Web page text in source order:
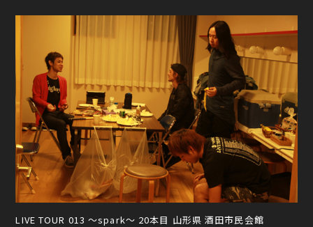
LIVE TOUR 013 ～spark～ 20本目 山形県 酒田市民会館